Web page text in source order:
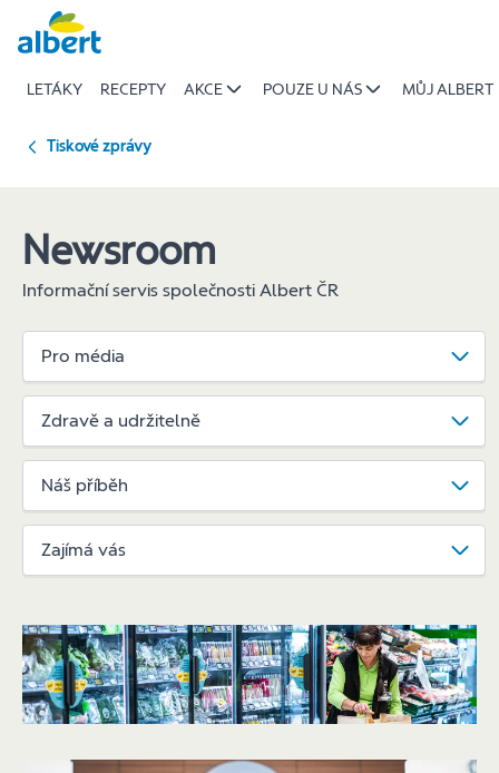
Přeskočit
podpoří
projekty
Albert
LETÁKY RECEPTY AKCE POUZE U NÁS MŮJ ALBERT
Tiskové zprávy
Newsroom
Informační servis společnosti Albert ČR
Pro média
Zdravě a udržitelně
Náš příběh
Zajímá vás